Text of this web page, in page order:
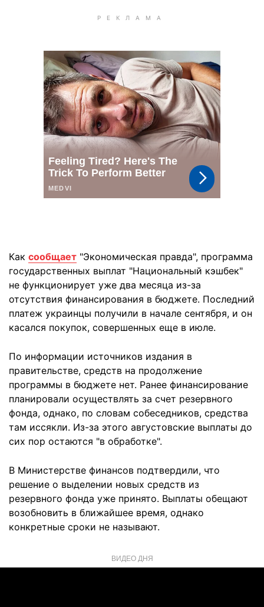
Как сообщает "Экономическая правда", программа
государственных выплат "Национальный кэшбек"
не функционирует уже два месяца из-за
отсутствия финансирования в бюджете. Последний
платеж украинцы получили в начале сентября, и он
касался покупок, совершенных еще в июле.
По информации источников издания в
правительстве, средств на продолжение
программы в бюджете нет. Ранее финансирование
планировали осуществлять за счет резервного
фонда, однако, по словам собеседников, средства
там иссякли. Из-за этого августовские выплаты до
сих пор остаются "в обработке".
В Министерстве финансов подтвердили, что
решение о выделении новых средств из
резервного фонда уже принято. Выплаты обещают
возобновить в ближайшее время, однако
конкретные сроки не называют.
ВИДЕО ДНЯ